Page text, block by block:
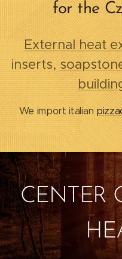
for the
External heat
inserts,
We import italian
CENTER